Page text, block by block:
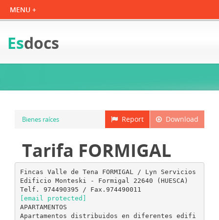
Esdocs
Download
Report
Bienes raíces
Tarifa FORMIGAL
Fincas Valle de Tena FORMIGAL / Lyn Servicios
Edificio Monteski - Formigal 22640 (HUESCA)
[email protected]
APARTAMENTOS
Apartamentos distribuidos en diferentes edifi